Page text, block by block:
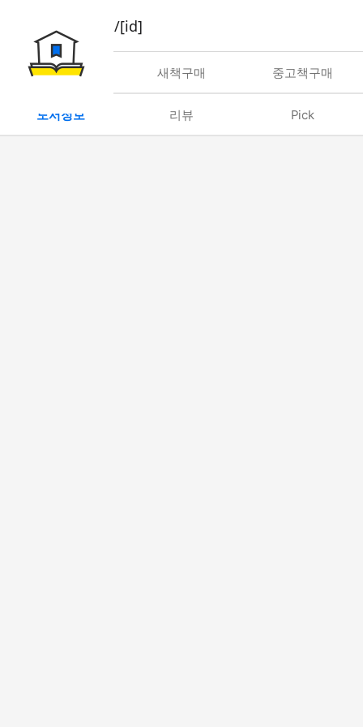
book/rent/[id]
대여 새책구매 중고책구매
도서정보 리뷰 Pick